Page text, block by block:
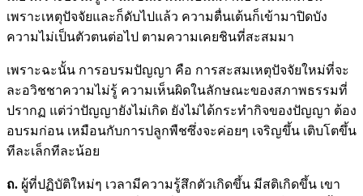
เพราะเหตุปัจจัยและก็ดับไปแล้ว ความตื่นเต้นก็เข้ามาปิดบัง
ความไม่เป็นตัวตนต่อไป ตามความเคยชินที่สะสมมา
เพราะฉะนั้น การอบรมปัญญา คือ การสะสมเหตุปัจจัยใหม่ที่จะ
ละอวิชชาความไม่รู้ ความเห็นผิดในลักษณะของสภาพธรรมที่
ปรากฏ แต่ว่าปัญญายังไม่เกิด ยังไม่ได้กระทำกิจของปัญญา ต้อง
อบรมก่อน เหมือนกับการปลูกพืชซึ่งจะค่อยๆ เจริญขึ้น เติบโตขึ้น
ทีละเล็กทีละน้อย
ถ. ผู้ที่ปฏิบัติใหม่ๆ เวลามีความรู้สึกตัวเกิดขึ้น มีสติเกิดขึ้น เขา